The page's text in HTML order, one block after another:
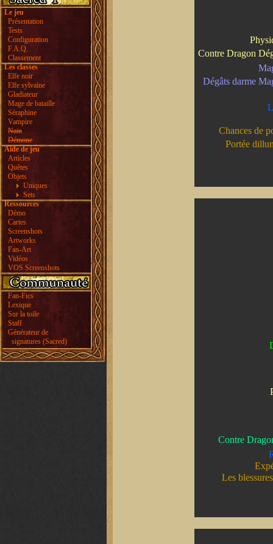
Le jeu
Présentation
Tests
Configuration
F.A.Q.
Classement
Les classes
Elfe noir
Elfe sylvaine
Gladiateur
Mage de bataille
Séraphine
Vampire
Nain
Démone
Aide de jeu
Articles
Quêtes
Objets
Uniques
Sets
Ressources
Démo
Cartes
Screenshots
Artworks
Fan-Art
Vidéos
VOS Screenshots
Fan-Fics
Lexique
Sur la toile
Staff
Générateur de
signatures (Sacred)
Contre Dragon
Dégâts darme
Chances de
Portée
Contre
Les